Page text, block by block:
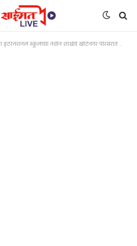
स्कूलच्या नवीन शाखेचे खोटेनगर परिसरात थाटात उद्घाटन; पालकांचा उत्स्फूर्त प्रतिसाद